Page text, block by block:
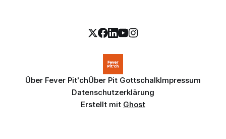
Über Fever Pit'chÜber Pit GottschalkImpressum
Datenschutzerklärung
Erstellt mit Ghost